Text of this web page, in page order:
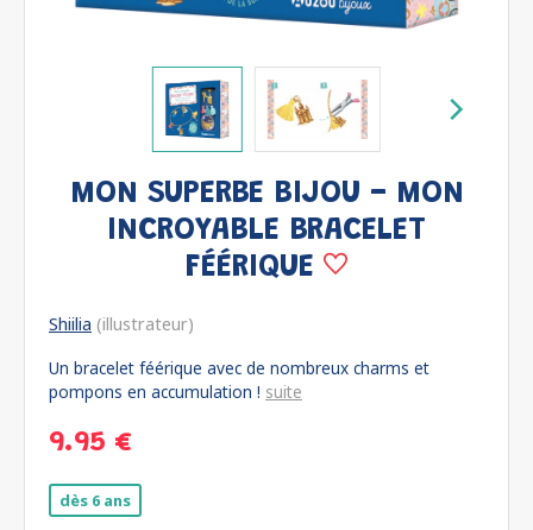
MON SUPERBE BIJOU - MON
INCROYABLE BRACELET
FÉÉRIQUE
Shiilia (illustrateur)
Un bracelet féérique avec de nombreux charms et
pompons en accumulation ! suite
9.95 €
dès 6 ans